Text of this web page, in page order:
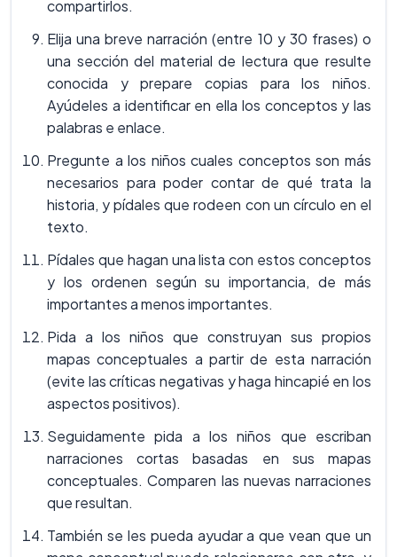
compartirlos.
Elija una breve narración (entre 10 y 30 frases) o
una sección del material de lectura que resulte
conocida y prepare copias para los niños.
Ayúdeles a identificar en ella los conceptos y las
palabras e enlace.
Pregunte a los niños cuales conceptos son más
necesarios para poder contar de qué trata la
historia, y pídales que rodeen con un círculo en el
texto.
Pídales que hagan una lista con estos conceptos
y los ordenen según su importancia, de más
importantes a menos importantes.
Pida a los niños que construyan sus propios
mapas conceptuales a partir de esta narración
(evite las críticas negativas y haga hincapié en los
aspectos positivos).
Seguidamente pida a los niños que escriban
narraciones cortas basadas en sus mapas
conceptuales. Comparen las nuevas narraciones
que resultan.
También se les pueda ayudar a que vean que un